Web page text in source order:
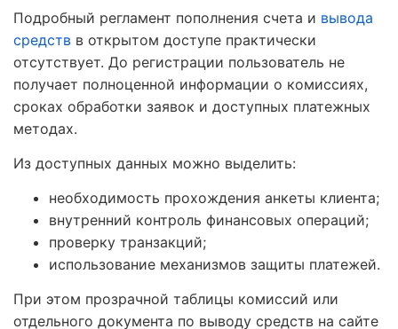
Подробный регламент пополнения счета и вывода
средств в открытом доступе практически
отсутствует. До регистрации пользователь не
получает полноценной информации о комиссиях,
сроках обработки заявок и доступных платежных
методах.
Из доступных данных можно выделить:
необходимость прохождения анкеты клиента;
внутренний контроль финансовых операций;
проверку транзакций;
использование механизмов защиты платежей.
При этом прозрачной таблицы комиссий или
отдельного документа по выводу средств на сайте